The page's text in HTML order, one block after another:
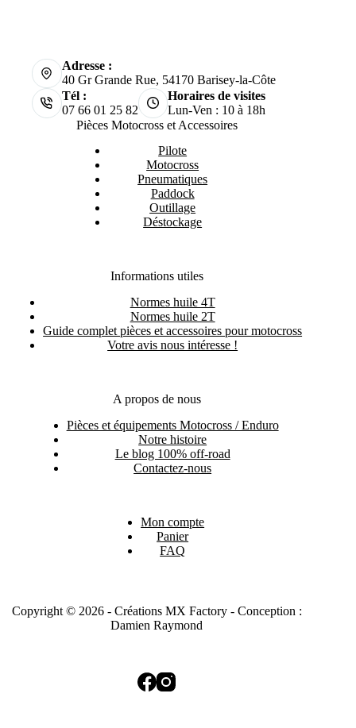
Adresse :
40 Gr Grande Rue, 54170 Barisey-la-Côte
Tél :
07 66 01 25 82
Horaires de visites
Lun-Ven : 10 à 18h
Pièces Motocross et Accessoires
Pilote
Motocross
Pneumatiques
Paddock
Outillage
Déstockage
Informations utiles
Normes huile 4T
Normes huile 2T
Guide complet pièces et accessoires pour motocross
Votre avis nous intéresse !
A propos de nous
Pièces et équipements Motocross / Enduro
Notre histoire
Le blog 100% off-road
Contactez-nous
Mon compte
Panier
FAQ
Copyright © 2026 - Créations MX Factory - Conception :
Damien Raymond